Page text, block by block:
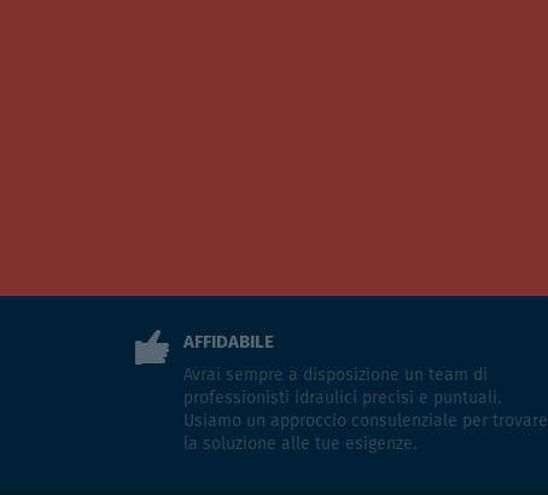
AFFIDABILE
Avrai sempre a disposizione un team di
professionisti idraulici precisi e puntuali.
Usiamo un approccio consulenziale per trovare
la soluzione alle tue esigenze.